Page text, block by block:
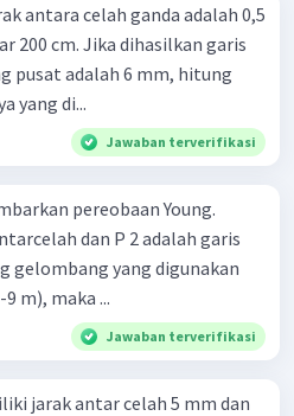
antara celah ganda adalah 0,5
200 cm. Jika dihasilkan garis
pusat adalah 6 mm, hitung
yang di...
Jawaban terverifikasi
pereobaan Young.
dan P 2 adalah garis
gelombang yang digunakan
m), maka ...
Jawaban terverifikasi
jarak antar celah 5 mm dan